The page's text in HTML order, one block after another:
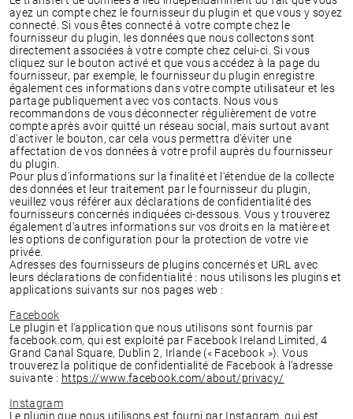
ayez un compte chez le fournisseur du plugin et que vous y soyez
connecté. Si vous êtes connecté à votre compte chez le
fournisseur du plugin, les données que nous collectons sont
directement associées à votre compte chez celui-ci. Si vous
cliquez sur le bouton activé et que vous accédez à la page du
fournisseur, par exemple, le fournisseur du plugin enregistre
également ces informations dans votre compte utilisateur et les
partage publiquement avec vos contacts. Nous vous
recommandons de vous déconnecter régulièrement de votre
compte après avoir quitté un réseau social, mais surtout avant
d'activer le bouton, car cela vous permettra d'éviter une
affectation de vos données à votre profil auprès du fournisseur
du plugin.
Pour plus d'informations sur la finalité et l'étendue de la collecte
des données et leur traitement par le fournisseur du plugin,
veuillez vous référer aux déclarations de confidentialité des
fournisseurs concernés indiquées ci-dessous. Vous y trouverez
également d’autres informations sur vos droits en la matière et
les options de configuration pour la protection de votre vie
privée.
Adresses des fournisseurs de plugins concernés et URL avec
leurs déclarations de confidentialité : nous utilisons les plugins et
applications suivants sur nos pages web :
Facebook
Le plugin et l'application que nous utilisons sont fournis par
facebook.com, qui est exploité par Facebook Ireland Limited, 4
Grand Canal Square, Dublin 2, Irlande (« Facebook »). Vous
trouverez la politique de confidentialité de Facebook à l’adresse
suivante : https://www.facebook.com/about/privacy/
Instagram
Le plugin que nous utilisons est fourni par Instagram, qui est